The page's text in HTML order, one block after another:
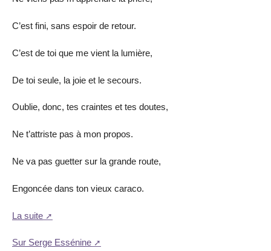
C’est fini, sans espoir de retour.
C’est de toi que me vient la lumière,
De toi seule, la joie et le secours.
Oublie, donc, tes craintes et tes doutes,
Ne t’attriste pas à mon propos.
Ne va pas guetter sur la grande route,
Engoncée dans ton vieux caraco.
La suite
Sur Serge Essénine